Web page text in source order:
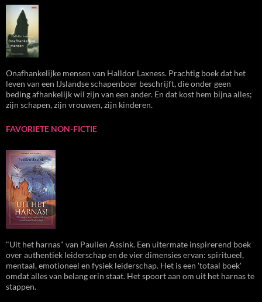
Onafhankelijke mensen van Halldor Laxness. Prachtig boek dat het
leven van een IJslandse schapenboer beschrijft, die onder geen
beding afhankelijk wil zijn van een ander. En dat kost hem bijna alles;
zijn schapen, zijn vrouwen, zijn kinderen.
FAVORIETE NON-FICTIE
"Uit het harnas" van Paulien Assink. Een uitermate inspirerend boek
over authentiek leiderschap en de vier dimensies ervan: spiritueel,
mentaal, emotioneel en fysiek leiderschap. Het is een 'totaal boek'
omdat alles van belang erin staat. Het spoort aan om uit het harnas te
stappen.